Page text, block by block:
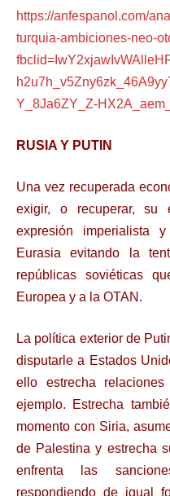
https://anfespanol.com/
turquia-ambiciones-neo-
Y_8Ja6ZY_Z-
RUSIA Y PUTIN
Una vez recuperada
exigir, o recuperar, su
expresión imperialista
Eurasia evitando la
repúblicas soviéticas
Europea y a la OTAN.
La política exterior de
disputarle a Estados
ello estrecha
ejemplo. Estrecha
momento con Siria,
de Palestina y estrecha
enfrenta las
respondiendo de igual